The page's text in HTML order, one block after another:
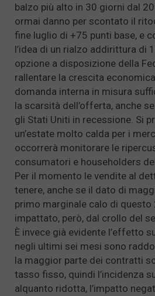
balzo più alto in 30 giorni dal
ormai danno per scontato il
fine luglio di +75 punti base, e
l’idea di un rialzo addirittura di
opzione a disposizione della
rallentare la crescita
domanda interna in misura
la scarsità dell’offerta, anche
gli Stati Uniti in recessione. Si
un’estate molto calda per i
occorrerà monitorare le
consumatori e householders
Per il momento le vendite al
tenere, anche se il dato di
primo marginale calo di
impattato, però, dal crollo del
È invece già evidente l’effetto
negli ultimi sei mesi sono
la maggior parte dei contratti
tasso fisso, quindi l’incidenza
alquanto ridotta, l’impatto